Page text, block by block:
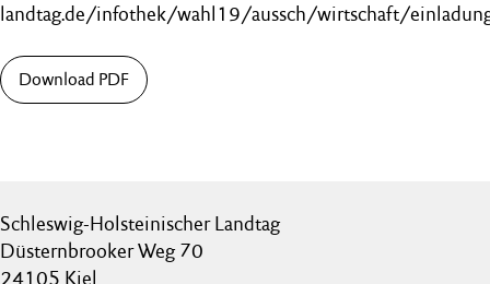
landtag.de/infothek/wahl19/aussch/wirtschaft/
Download PDF
Schleswig-Holsteinischer Landtag
Düsternbrooker Weg 70
24105 Kiel